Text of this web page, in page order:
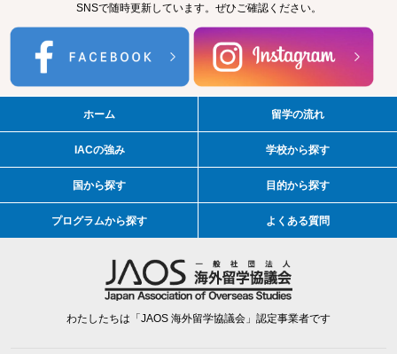
SNSで随時更新しています。ぜひご確認ください。
ホーム 留学の流れ
IACの強み 学校から探す
国から探す 目的から探す
プログラムから探す よくある質問
わたしたちは「JAOS 海外留学協議会」認定事業者です